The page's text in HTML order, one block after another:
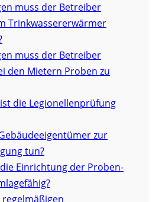
muss der Betreiber
Trinkwassererwärmer
muss der Betreiber
den Mietern Proben zu
die Legionellenprüfung
zur
tun?
Einrichtung der Proben-